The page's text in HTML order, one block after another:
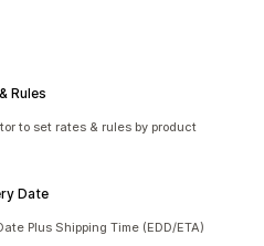
Rules
to set rates & rules by product
Date
Plus Shipping Time (EDD/ETA)